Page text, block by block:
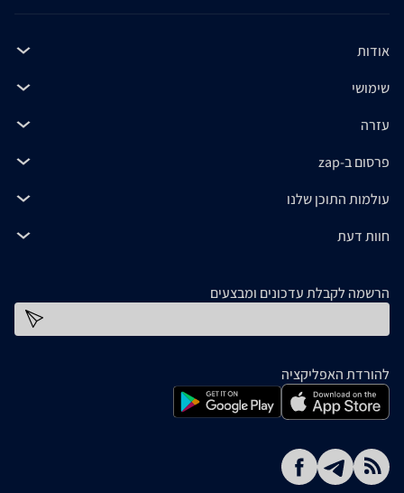
אודות
שימושי
עזרה
פרסום ב-zap
עולמות התוכן שלנו
חוות דעת
הרשמה לקבלת עדכונים ומבצעים
להורדת האפליקציה